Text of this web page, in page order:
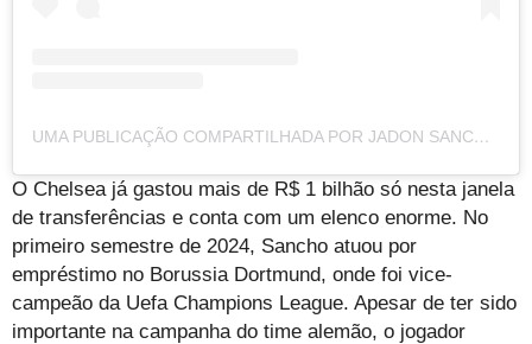
UMA PUBLICAÇÃO COMPARTILHADA POR JADON SANCHO (@SANCHOOO10)
O Chelsea já gastou mais de R$ 1 bilhão só nesta janela
de transferências e conta com um elenco enorme. No
primeiro semestre de 2024, Sancho atuou por
empréstimo no Borussia Dortmund, onde foi vice-
campeão da Uefa Champions League. Apesar de ter sido
importante na campanha do time alemão, o jogador